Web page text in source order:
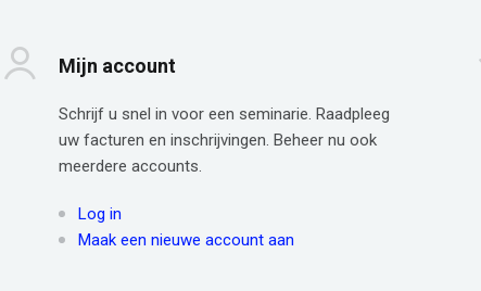
Mijn account
Schrijf u snel in voor een seminarie. Raadpleeg
uw facturen en inschrijvingen. Beheer nu ook
meerdere accounts.
Log in
Maak een nieuwe account aan